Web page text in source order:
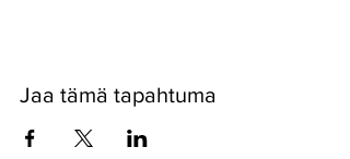
Jaa tämä tapahtuma